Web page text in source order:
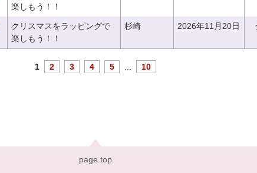
楽しもう！！
クリスマスをラッピングで
楽しもう！！
杉崎 2026年11月20日
1 2 3 4 5 10
page top